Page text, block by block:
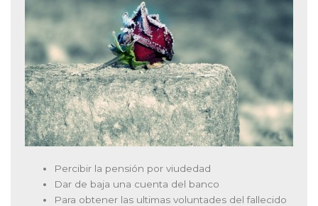
Percibir la pensión por viudedad
Dar de baja una cuenta del banco
Para obtener las ultimas voluntades del fallecido